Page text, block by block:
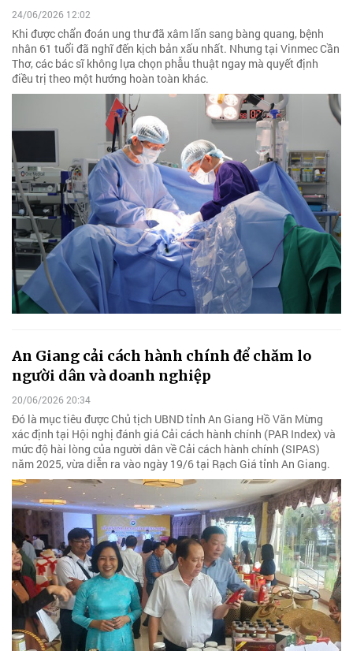
24/06/2026 12:02
Khi được chẩn đoán ung thư đã xâm lấn sang bàng quang, bệnh
nhân 61 tuổi đã nghĩ đến kịch bản xấu nhất. Nhưng tại Vinmec Cần
Thơ, các bác sĩ không lựa chọn phẫu thuật ngay mà quyết định
điều trị theo một hướng hoàn toàn khác.
An Giang cải cách hành chính để chăm lo
người dân và doanh nghiệp
20/06/2026 20:34
Đó là mục tiêu được Chủ tịch UBND tỉnh An Giang Hồ Văn Mừng
xác định tại Hội nghị đánh giá Cải cách hành chính (PAR Index) và
mức độ hài lòng của người dân về Cải cách hành chính (SIPAS)
năm 2025, vừa diễn ra vào ngày 19/6 tại Rạch Giá tỉnh An Giang.